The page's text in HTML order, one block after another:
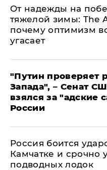
От надежды на
тяжелой зимы: The
почему оптимизм
угасает
"Путин проверяет
Запада", – Сенат
взялся за "адские
России
Россия боится
Камчатке и срочно
подводных лодок